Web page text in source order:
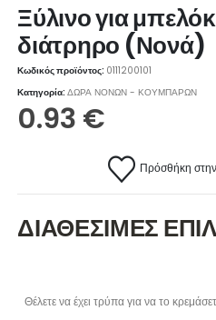
Ξύλινο για
διάτρηρο (Νονά)
Κωδικός προϊόντος: 0111200101
Κατηγορία:ΔΩΡΑ ΝΟΝΩΝ - ΚΟΥΜΠΑΡΩΝ
0.93 €
Πρόσθήκη
ΔΙΑΘΕΣΙΜΕΣ
Θέλετε να έχει τρύπα για να το